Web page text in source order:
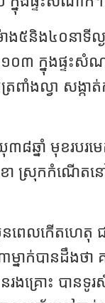
ង៥និង៤០នាទីល្
០៣ ក្នុងផ្ទះសំ
ាំងល្វា សង្កា
ឆ្នាំ មុខរបរមេ
ខា ស្រុកកំណើត
ពេលកើតហេតុ ជ
នាក់បានដឹងថា
គ្រោះ បានទូរស័